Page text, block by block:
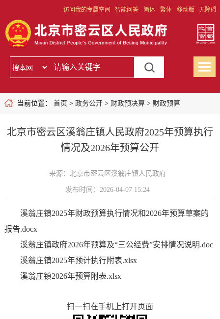
访问我的专属空间 智能问答 简体 繁体 移动版 无障碍
当前位置： 首页 > 政务公开> 财政预决算> 财政预算
北京市密云区溪翁庄镇人民政府2025年预算执行
情况及2026年预算公开
来源：北京市密云区溪翁庄镇人民政府
发布时间：2026-04-07 15:24
溪翁庄镇2025年财政预算执行情况和2026年预算草案的
报告.docx
溪翁庄镇政府2026年预算及“三公经费”安排情况说明.doc
溪翁庄镇2025年预计执行附表.xlsx
溪翁庄镇2026年预算附表.xlsx
扫一扫在手机上打开页面